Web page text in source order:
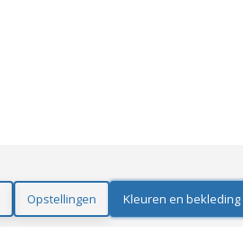
Opstellingen Kleuren en bekleding